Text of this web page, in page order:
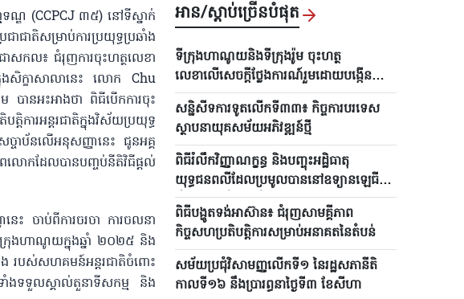
ទណ្ឌ (CCPCJ ៣៥) នៅទីស្នាក់
ាតិសម្រាប់ការប្រយុទ្ធប្រឆាំង
សកល៖ ជំរុញការចុះហត្ថលេខា
ក្នុងសិក្ខាសាលានេះ លោក Chu
បានអះអាងថា ពិធីបើកការចុះ
ារអន្តរជាតិក្នុងវិស័យប្រយុទ្ធ
ចាប័នលើអនុសញ្ញានេះ​ ជូនអគ្គ
ោកដែលបានបញ្ចប់នីតិវិធីផ្តល់
ះ ចាប់ពីការចរចា ការចលនា
ក្រុងហាណូយក្នុងឆ្នាំ ២០២៥ និង
ាំង របស់សហគមន៍អន្តរជាតិចំពោះ
ាំងទទួលស្គាល់តួនាទីសកម្ម និង
អាន/ស្តាប់ច្រើនបំផុត
ទីក្រុងហាណូយនិងទីក្រុងរ៉ូម ចុះហត្ថ
លេខាលើសេចក្តីថ្លែងការណ៍រួមដោយបង្កើន
កិច្ចសហប្រតិបត្តិការគ្រប់ជ្រុងជ្រោយ
សន្និសីទការទូតលើកទី៣៣៖ កិច្ចការបរទេស
ស្ថាបនាយុគសម័យអភិវឌ្ឍន៍ថ្មី
ពិធីរំលឹកវិញ្ញាណក្ខន្ធ និងបញ្ចុះអដ្ឋិធាតុ
យុទ្ធជនពលីដែលប្រមូលបាននៅឧទ្យានឡេធី
រៀងគ្រោងនឹងប្រព្រឹត្តទៅនៅខែសីហា
ពិធីបង្ហូតទង់អាស៊ាន៖ ជំរុញសាមគ្គីភាព
កិច្ចសហប្រតិបត្តិការសម្រាប់អនាគតនៃតំបន់
សម័យប្រជុំវិសាមញ្ញលើកទី១ នៃរដ្ឋសភានីតិ
កាលទី១៦ នឹងប្រារព្ធនាថ្ងៃទី៣ ខែសីហា